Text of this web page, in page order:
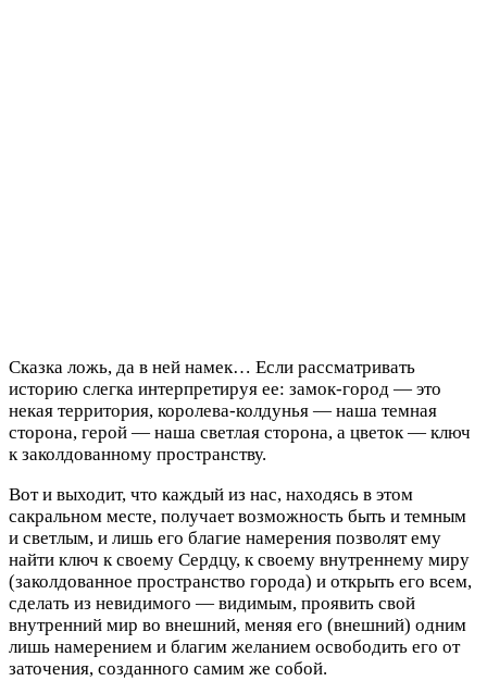
Сказка ложь, да в ней намек… Если рассматривать
историю слегка интерпретируя ее: замок-город — это
некая территория, королева-колдунья — наша темная
сторона, герой — наша светлая сторона, а цветок — ключ
к заколдованному пространству.
Вот и выходит, что каждый из нас, находясь в этом
сакральном месте, получает возможность быть и темным
и светлым, и лишь его благие намерения позволят ему
найти ключ к своему Сердцу, к своему внутреннему миру
(заколдованное пространство города) и открыть его всем,
сделать из невидимого — видимым, проявить свой
внутренний мир во внешний, меняя его (внешний) одним
лишь намерением и благим желанием освободить его от
заточения, созданного самим же собой.